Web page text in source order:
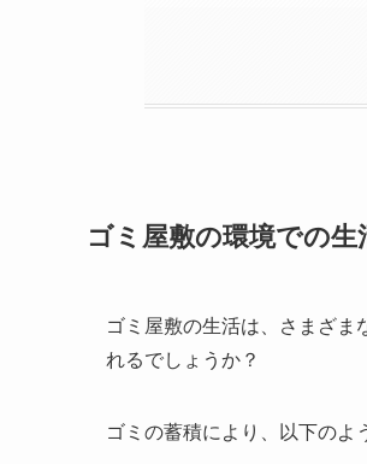
ゴミ屋敷の環境での
ゴミ屋敷の生活は、さまざ
れるでしょうか？
ゴミの蓄積により、以下のよ